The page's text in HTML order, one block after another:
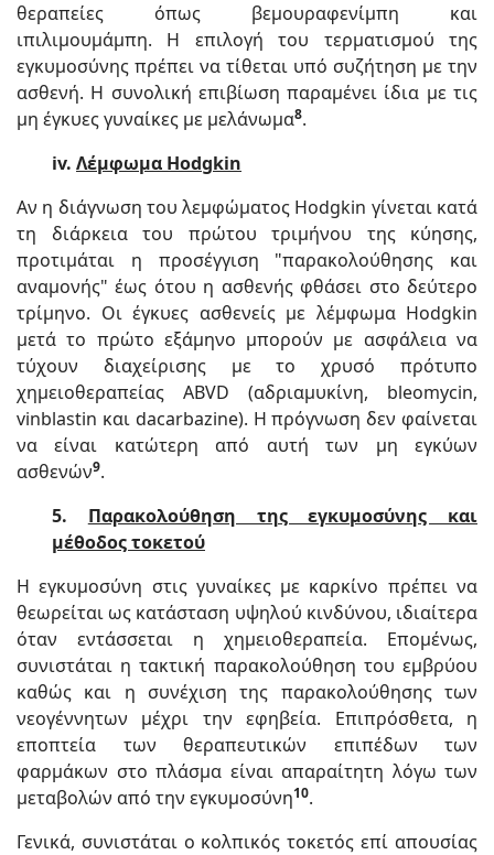
θεραπείες όπως βεμουραφενίμπη και
ιπιλιμουμάμπη. Η επιλογή του τερματισμού της
εγκυμοσύνης πρέπει να τίθεται υπό συζήτηση με την
ασθενή. Η συνολική επιβίωση παραμένει ίδια με τις
μη έγκυες γυναίκες με μελάνωμα8.
iv. Λέμφωμα Hodgkin
Αν η διάγνωση του λεμφώματος Hodgkin γίνεται κατά
τη διάρκεια του πρώτου τριμήνου της κύησης,
προτιμάται η προσέγγιση "παρακολούθησης και
αναμονής" έως ότου η ασθενής φθάσει στο δεύτερο
τρίμηνο. Οι έγκυες ασθενείς με λέμφωμα Hodgkin
μετά το πρώτο εξάμηνο μπορούν με ασφάλεια να
τύχουν διαχείρισης με το χρυσό πρότυπο
χημειοθεραπείας ABVD (αδριαμυκίνη, bleomycin,
vinblastin και dacarbazine). Η πρόγνωση δεν φαίνεται
να είναι κατώτερη από αυτή των μη εγκύων
ασθενών9.
5. Παρακολούθηση της εγκυμοσύνης και
μέθοδος τοκετού
Η εγκυμοσύνη στις γυναίκες με καρκίνο πρέπει να
θεωρείται ως κατάσταση υψηλού κινδύνου, ιδιαίτερα
όταν εντάσσεται η χημειοθεραπεία. Επομένως,
συνιστάται η τακτική παρακολούθηση του εμβρύου
καθώς και η συνέχιση της παρακολούθησης των
νεογέννητων μέχρι την εφηβεία. Επιπρόσθετα, η
εποπτεία των θεραπευτικών επιπέδων των
φαρμάκων στο πλάσμα είναι απαραίτητη λόγω των
μεταβολών από την εγκυμοσύνη10.
Γενικά, συνιστάται ο κολπικός τοκετός επί απουσίας